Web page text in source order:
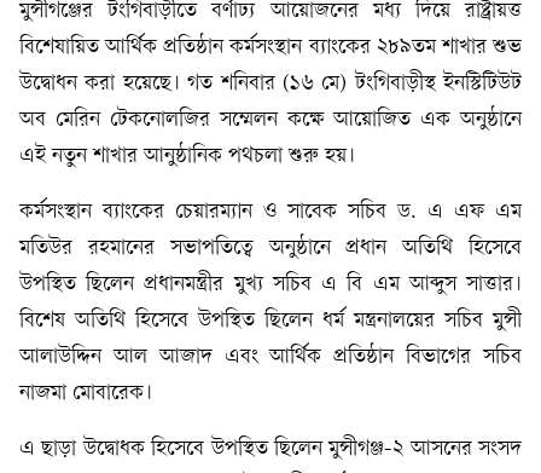
মুন্সীগঞ্জের টংগিবাড়ীতে বর্ণাঢ্য আয়োজনের মধ্য দিয়ে রাষ্ট্রায়ত্ত
বিশেষায়িত আর্থিক প্রতিষ্ঠান কর্মসংস্থান ব্যাংকের ২৮৯তম শাখার শুভ
উদ্বোধন করা হয়েছে। গত শনিবার (১৬ মে) টংগিবাড়ীস্থ ইনস্টিটিউট
অব মেরিন টেকনোলজির সম্মেলন কক্ষে আয়োজিত এক অনুষ্ঠানে
এই নতুন শাখার আনুষ্ঠানিক পথচলা শুরু হয়।
কর্মসংস্থান ব্যাংকের চেয়ারম্যান ও সাবেক সচিব ড. এ এফ এম
মতিউর রহমানের সভাপতিত্বে অনুষ্ঠানে প্রধান অতিথি হিসেবে
উপস্থিত ছিলেন প্রধানমন্ত্রীর মুখ্য সচিব এ বি এম আব্দুস সাত্তার।
বিশেষ অতিথি হিসেবে উপস্থিত ছিলেন ধর্ম মন্ত্রনালয়ের সচিব মুন্সী
আলাউদ্দিন আল আজাদ এবং আর্থিক প্রতিষ্ঠান বিভাগের সচিব
নাজমা মোবারেক।
এ ছাড়া উদ্বোধক হিসেবে উপস্থিত ছিলেন মুন্সীগঞ্জ-২ আসনের সংসদ